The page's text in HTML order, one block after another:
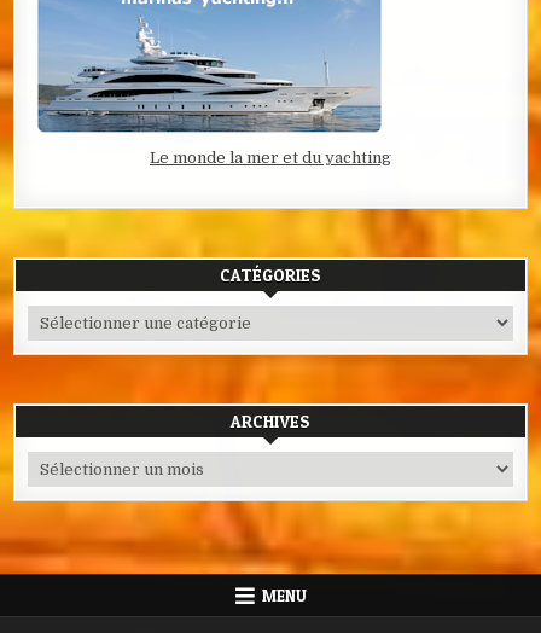
Le monde la mer et du yachting
CATÉGORIES
Catégories
ARCHIVES
Archives
MENU